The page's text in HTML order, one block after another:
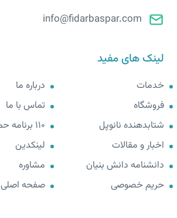
info@fidarbaspar.com
لینک های مفید
خدمات
فروشگاه
شتابدهنده نانوپل
اخبار و مقالات
دانشنامه دانش بنیان
حریم خصوصی
درباره ما
تماس با ما
110 برنامه حمایتی
لینکدین
مشاوره
صفحه اصلی